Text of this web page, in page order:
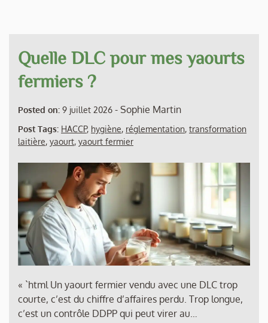
Quelle DLC pour mes yaourts
fermiers ?
Posted on: 9 juillet 2026 - Sophie Martin
Post Tags: HACCP, hygiène, réglementation, transformation
laitière, yaourt, yaourt fermier
« `html Un yaourt fermier vendu avec une DLC trop
courte, c’est du chiffre d’affaires perdu. Trop longue,
c’est un contrôle DDPP qui peut virer au…